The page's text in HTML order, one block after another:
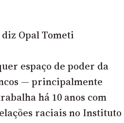
Opal Tometi
espaço de poder da
— principalmente
há 10 anos com
raciais no Instituto